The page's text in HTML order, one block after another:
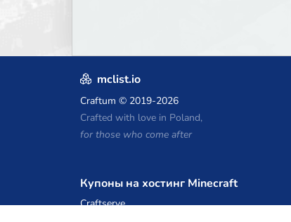
mclist.io
Craftum © 2019-2026
Crafted with love in Poland,
for those who come after
Купоны на хостинг Minecraft
Craftserve